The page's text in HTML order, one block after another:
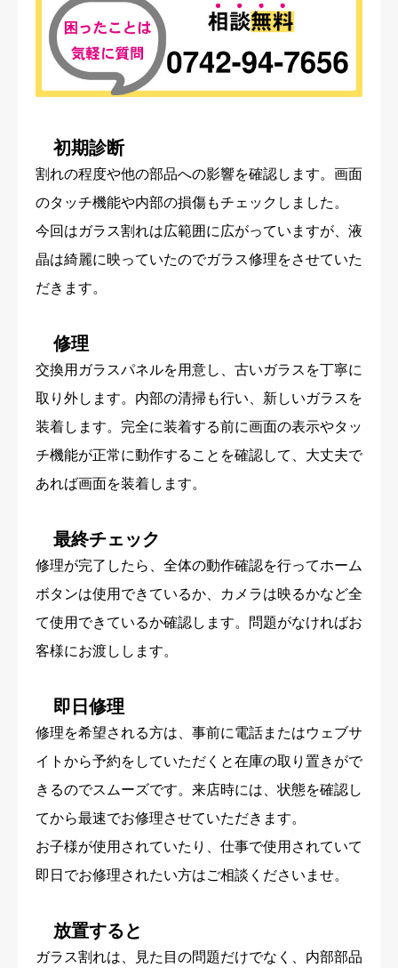
初期診断
割れの程度や他の部品への影響を確認します。画面
のタッチ機能や内部の損傷もチェックしました。
今回はガラス割れは広範囲に広がっていますが、液
晶は綺麗に映っていたのでガラス修理をさせていた
だきます。
修理
交換用ガラスパネルを用意し、古いガラスを丁寧に
取り外します。内部の清掃も行い、新しいガラスを
装着します。完全に装着する前に画面の表示やタッ
チ機能が正常に動作することを確認して、大丈夫で
あれば画面を装着します。
最終チェック
修理が完了したら、全体の動作確認を行ってホーム
ボタンは使用できているか、カメラは映るかなど全
て使用できているか確認します。問題がなければお
客様にお渡しします。
即日修理
修理を希望される方は、事前に電話またはウェブサ
イトから予約をしていただくと在庫の取り置きがで
きるのでスムーズです。来店時には、状態を確認し
てから最速でお修理させていただきます。
お子様が使用されていたり、仕事で使用されていて
即日でお修理されたい方はご相談くださいませ。
放置すると
ガラス割れは、見た目の問題だけでなく、内部部品